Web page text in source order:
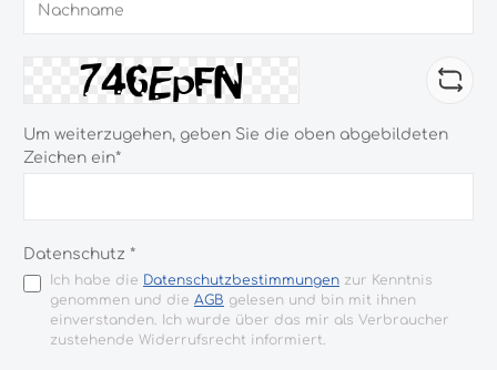
Nachname
Um weiterzugehen, geben Sie die oben abgebildeten
Zeichen ein*
Datenschutz *
Ich habe die Datenschutzbestimmungen zur Kenntnis
genommen und die AGB gelesen und bin mit ihnen
einverstanden. Ich wurde über das mir als Verbraucher
zustehende Widerrufsrecht informiert.